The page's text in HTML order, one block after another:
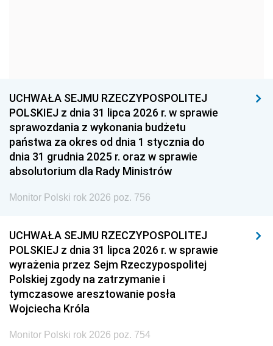
1939 1938 1937
1936 1930
UCHWAŁA SEJMU RZECZYPOSPOLITEJ
POLSKIEJ z dnia 31 lipca 2026 r. w sprawie
sprawozdania z wykonania budżetu
państwa za okres od dnia 1 stycznia do
dnia 31 grudnia 2025 r. oraz w sprawie
absolutorium dla Rady Ministrów
Monitor Polski rok 2026 poz. 756
UCHWAŁA SEJMU RZECZYPOSPOLITEJ
POLSKIEJ z dnia 31 lipca 2026 r. w sprawie
wyrażenia przez Sejm Rzeczypospolitej
Polskiej zgody na zatrzymanie i
tymczasowe aresztowanie posła
Wojciecha Króla
Monitor Polski rok 2026 poz. 754